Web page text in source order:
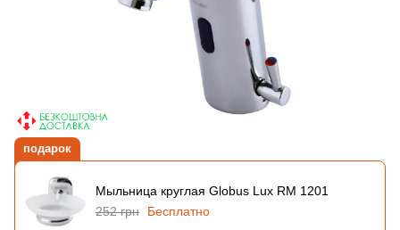
подарок
Мыльница круглая Globus Lux RM 1201
252 грн
Бесплатно